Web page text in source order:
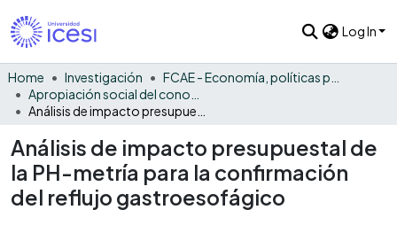
Log In
Home Investigación
Análisis de impacto presupuestal de
la PH-metría para la confirmación
del reflujo gastroesofágico